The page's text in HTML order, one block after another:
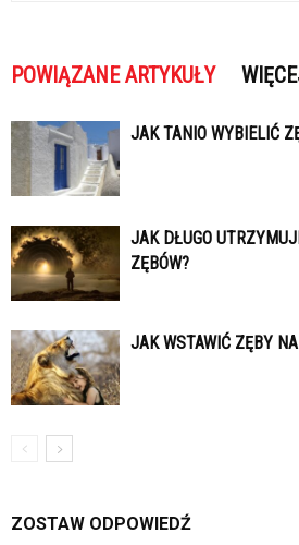
POWIĄZANE ARTYKUŁY
JAK TANIO WYBIELIĆ
JAK DŁUGO
ZĘBÓW?
JAK WSTAWIĆ ZĘBY
ZOSTAW ODPOWIEDŹ